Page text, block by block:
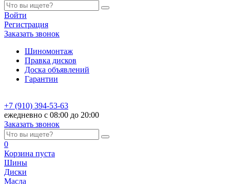
Войти
Регистрация
Заказать звонок
Шиномонтаж
Правка дисков
Доска объявлений
Гарантии
+7 (910) 394-53-63
ежедневно с 08:00 до 20:00
Заказать звонок
0
Корзина пуста
Шины
Диски
Масла